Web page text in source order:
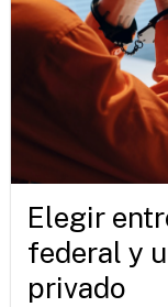
Elegir
federal y
privado